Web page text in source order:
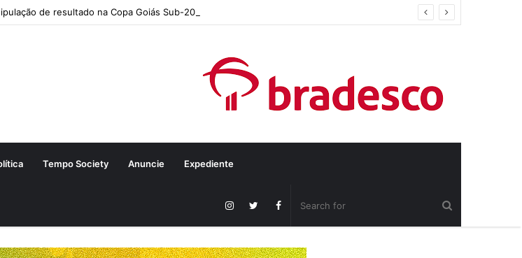
de resultado na Copa Goiás Sub-20
Tempo Society Anuncie Expediente